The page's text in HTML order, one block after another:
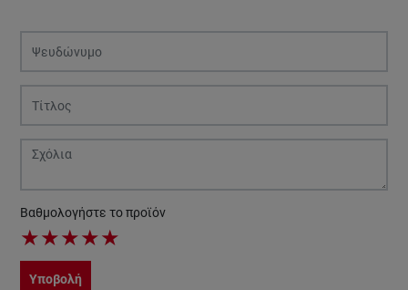
Βαθμολογήστε το προϊόν
★★★★★
Υποβολή